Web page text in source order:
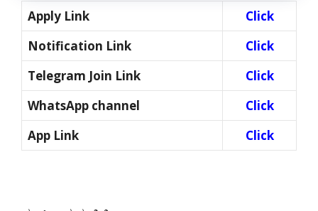
Apply Link
Click
Notification Link
Click
Telegram Join Link
Click
WhatsApp channel
Click
App Link
Click